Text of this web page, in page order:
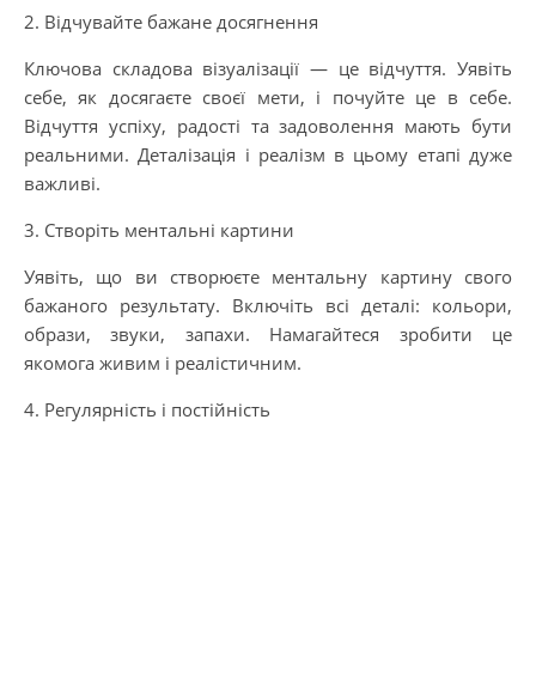
2. Відчувайте бажане досягнення
Ключова складова візуалізації — це відчуття. Уявіть
себе, як досягаєте своєї мети, і почуйте це в себе.
Відчуття успіху, радості та задоволення мають бути
реальними. Деталізація і реалізм в цьому етапі дуже
важливі.
3. Створіть ментальні картини
Уявіть, що ви створюєте ментальну картину свого
бажаного результату. Включіть всі деталі: кольори,
образи, звуки, запахи. Намагайтеся зробити це
якомога живим і реалістичним.
4. Регулярність і постійність